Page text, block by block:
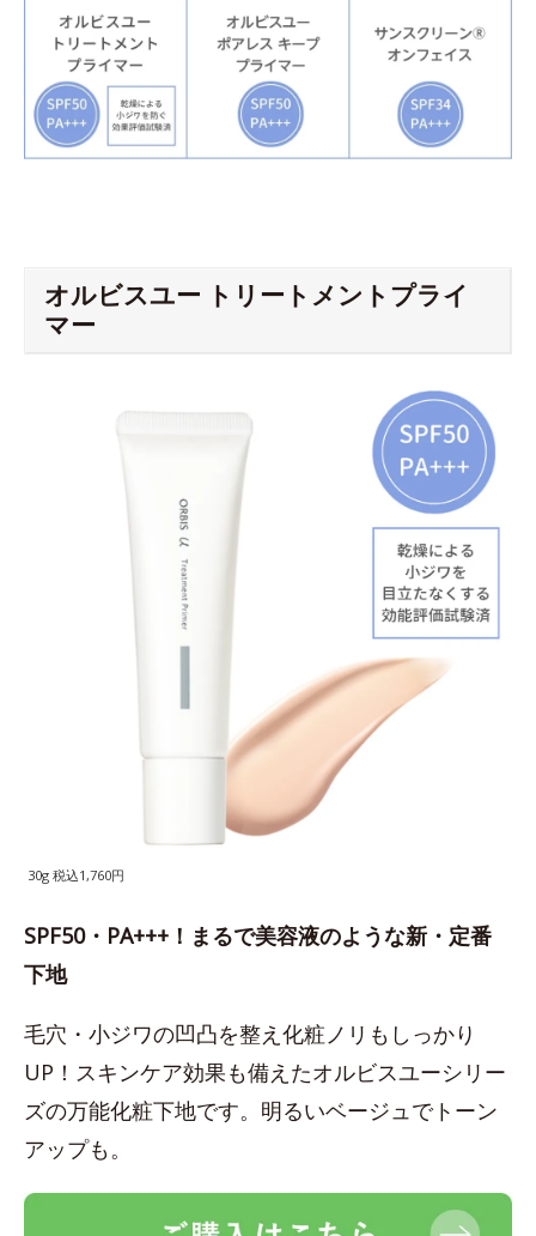
オルビスユー トリートメントプライ
マー
30g 税込1,760円
SPF50・PA+++！まるで美容液のような新・定番
下地
毛穴・小ジワの凹凸を整え化粧ノリもしっかり
UP！スキンケア効果も備えたオルビスユーシリー
ズの万能化粧下地です。明るいベージュでトーン
アップも。